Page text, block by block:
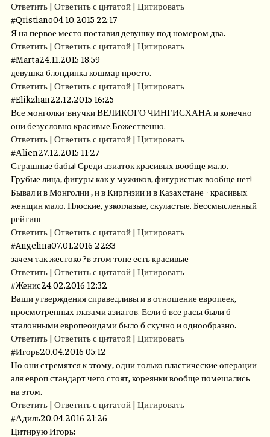
Ответить | Ответить с цитатой | Цитировать
#Qristiano04.10.2015 22:17
Я на первое место поставил девушку под номером два.
Ответить | Ответить с цитатой | Цитировать
#Marta24.11.2015 18:59
девушка блондинка кошмар просто.
Ответить | Ответить с цитатой | Цитировать
#Elikzhan22.12.2015 16:25
Все монголки-внучки ВЕЛИКОГО ЧИНГИСХАНА и конечно
они безусловно красивые.Божественно.
Ответить | Ответить с цитатой | Цитировать
#Аlien27.12.2015 11:27
Страшные бабы! Среди азиаток красивых вообще мало.
Грубые лица, фигуры как у мужиков, фигуристых вообще нет!
Бывал и в Монголии , и в Киргизии и в Казахстане - красивых
женщин мало. Плоские, узкоглазые, скуластые. Бессмысленный
рейтинг
Ответить | Ответить с цитатой | Цитировать
#Angelina07.01.2016 22:33
зачем так жестоко ?в этом топе есть красивые
Ответить | Ответить с цитатой | Цитировать
#Женис24.02.2016 12:32
Ваши утверждения справедливы и в отношение европеек,
просмотренных глазами азиатов. Если б все расы были б
эталонными европеоидами было б скучно и однообразно.
Ответить | Ответить с цитатой | Цитировать
#Игорь20.04.2016 05:12
Но они стремятся к этому, одни только пластические операции
аля европ стандарт чего стоят, кореянки вообще помешались
на этом.
Ответить | Ответить с цитатой | Цитировать
#Адиль20.04.2016 21:26
Цитирую Игорь: